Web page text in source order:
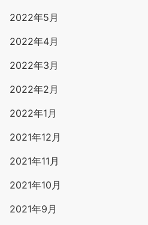
2022年5月
2022年4月
2022年3月
2022年2月
2022年1月
2021年12月
2021年11月
2021年10月
2021年9月